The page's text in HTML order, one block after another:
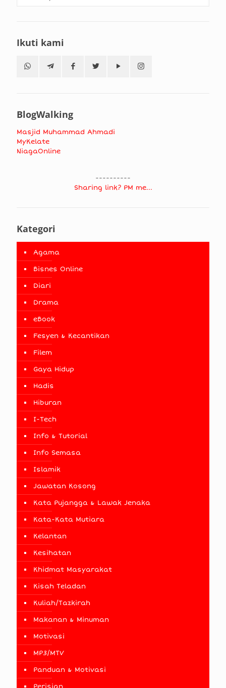
Ikuti kami
BlogWalking
Masjid Muhammad Ahmadi
MyKelate
NiagaOnline
----------
Sharing link? PM me...
Kategori
Agama
Bisnes Online
Diari
Drama
eBook
Fesyen & Kecantikan
Filem
Gaya Hidup
Hadis
Hiburan
I-Tech
Info & Tutorial
Info Semasa
Islamik
Jawatan Kosong
Kata Pujangga & Lawak Jenaka
Kata-Kata Mutiara
Kelantan
Kesihatan
Khidmat Masyarakat
Kisah Teladan
Kuliah/Tazkirah
Makanan & Minuman
Motivasi
MP3/MTV
Panduan & Motivasi
Perisian